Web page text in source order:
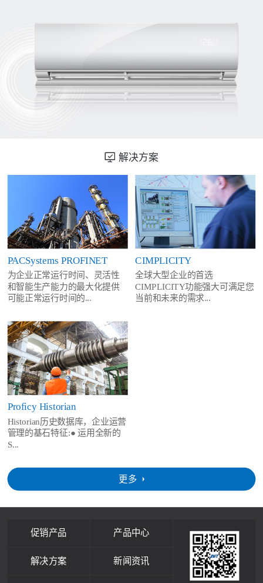
解决方案
更多
PACSystems PROFINET
为企业正常运行时间、灵活性
和智能生产能力的最大化提供
可能正常运行时间的...
CIMPLICITY
全球大型企业的首选
CIMPLICITY功能强大可满足您
当前和未来的需求...
Proficy Historian
Historian历史数据库，企业运营
管理的基石特征:● 运用全新的
S...
促销产品 产品中心
解决方案 新闻资讯